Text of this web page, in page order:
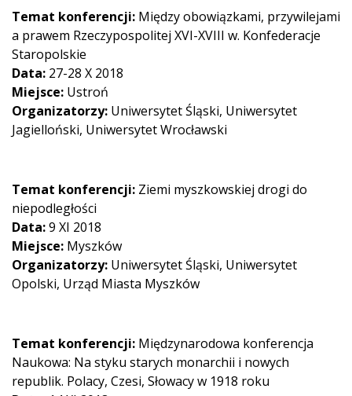
Temat konferencji: Między obowiązkami, przywilejami
a prawem Rzeczypospolitej XVI-XVIII w. Konfederacje
Staropolskie
Data: 27-28 X 2018
Miejsce: Ustroń
Organizatorzy: Uniwersytet Śląski, Uniwersytet
Jagielloński, Uniwersytet Wrocławski
Temat konferencji: Ziemi myszkowskiej drogi do
niepodległości
Data:9 XI 2018
Miejsce: Myszków
Organizatorzy: Uniwersytet Śląski, Uniwersytet
Opolski, Urząd Miasta Myszków
Temat konferencji: Międzynarodowa konferencja
Naukowa: Na styku starych monarchii i nowych
republik. Polacy, Czesi, Słowacy w 1918 roku